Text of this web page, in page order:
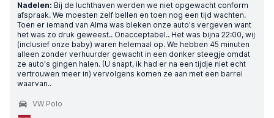
Nadelen: Bij de luchthaven werden we niet opgewacht conform
afspraak. We moesten zelf bellen en toen nog een tijd wachten.
Toen er iemand van Alma was bleken onze auto's vergeven want
het was zo druk geweest.. Onacceptabel.. Het was bijna 22:00, wij
(inclusief onze baby) waren helemaal op. We hebben 45 minuten
alleen zonder verhuurder gewacht in een donker steegje omdat
ze auto's gingen halen. (U snapt, ik had er na een tijdje niet echt
vertrouwen meer in) vervolgens komen ze aan met een barrel
waarvan..
VW Polo